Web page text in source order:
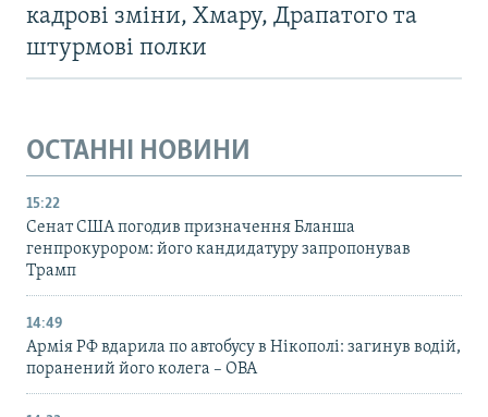
кадрові зміни, Хмару, Драпатого та
штурмові полки
ОСТАННІ НОВИНИ
15:22
Сенат США погодив призначення Бланша
генпрокурором: його кандидатуру запропонував
Трамп
14:49
Армія РФ вдарила по автобусу в Нікополі: загинув водій,
поранений його колега – ОВА